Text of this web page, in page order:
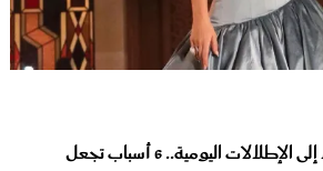
من السجادة الحمراء إلى الإطلالات اليومية.. 6 أسباب تجعل